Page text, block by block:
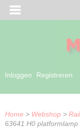
Inloggen Registreren
Home > Webshop >
63641 H0